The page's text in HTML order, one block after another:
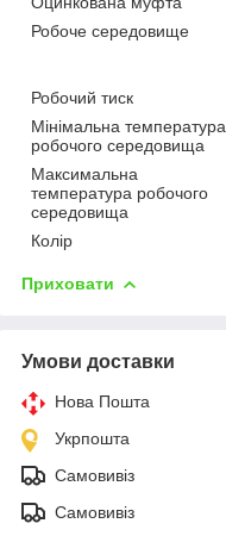
Робоче середовище
Робочий тиск
Мінімальна температура
робочого середовища
Максимальна
температура робочого
середовища
Колір
Приховати
Умови доставки
Нова Пошта
Укрпошта
Самовивіз
Самовивіз